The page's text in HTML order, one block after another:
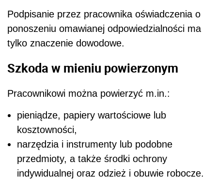
Podpisanie przez pracownika oświadczenia o
ponoszeniu omawianej odpowiedzialności ma
tylko znaczenie dowodowe.
Szkoda w mieniu powierzonym
Pracownikowi można powierzyć m.in.:
pieniądze, papiery wartościowe lub
kosztowności,
narzędzia i instrumenty lub podobne
przedmioty, a także środki ochrony
indywidualnej oraz odzież i obuwie robocze.